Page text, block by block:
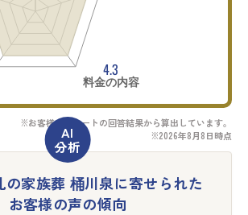
4.3
料金の内容
※お客様アンケートの回答結果から算出しています。
※2026年8月8日時点
の家族葬 桶川泉に寄せられた
お客様の声の傾向